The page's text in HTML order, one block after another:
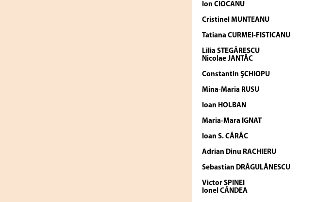
Ion CIOCANU
Cristinel MUNTEANU
Tatiana CURMEI-FISTICANU
Lilia STEGĂRESCU
Nicolae JANTÂC
Constantin ŞCHIOPU
Mina-Maria RUSU
Ioan HOLBAN
Maria-Mara IGNAT
Ioan S. CÂRÂC
Adrian Dinu RACHIERU
Sebastian DRĂGULĂNESCU
Victor SPINEI
Ionel CÂNDEA